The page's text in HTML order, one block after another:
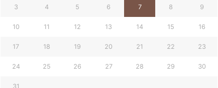
3 4 5 6 7 8 9
10 11 12 13 14 15 16
17 18 19 20 21 22 23
24 25 26 27 28 29 30
31